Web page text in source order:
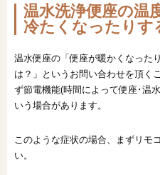
土
オンラ
温水洗浄便座の温
冷たくなったりす
温水便座の「便座が暖かくなった
は？」というお問い合わせを頂く
ず節電機能(時間によって便座･温
いう場合があります。
このような症状の場合、まずリモ
い。